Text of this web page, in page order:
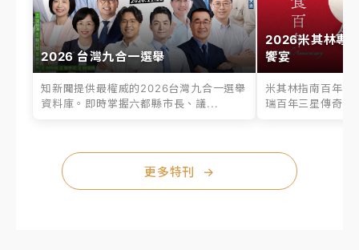
2026 台灣九合一選舉
知新聞提供最權威的2026台灣九合一選舉
資料庫。即時掌握六都縣市長、議...
2026米其林專
饗宴
米其林指南百年之
瑞百年三星傳奇、
更多特刊 →